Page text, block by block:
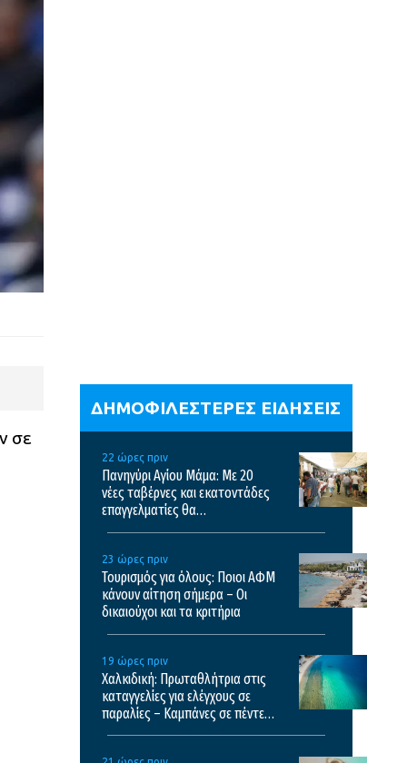
σε
ΔΗΜΟΦΙΛΕΣΤΕΡΕΣ ΕΙΔΗΣΕΙΣ
22 ώρες πριν
Πανηγύρι Αγίου Μάμα: Με 20
νέες ταβέρνες και εκατοντάδες
επαγγελματίες θα
23 ώρες πριν
Τουρισμός για όλους: Ποιοι ΑΦΜ
κάνουν αίτηση σήμερα – Οι
δικαιούχοι και τα κριτήρια
19 ώρες πριν
Χαλκιδική: Πρωταθλήτρια στις
καταγγελίες για ελέγχους σε
παραλίες – Καμπάνες σε πέντε